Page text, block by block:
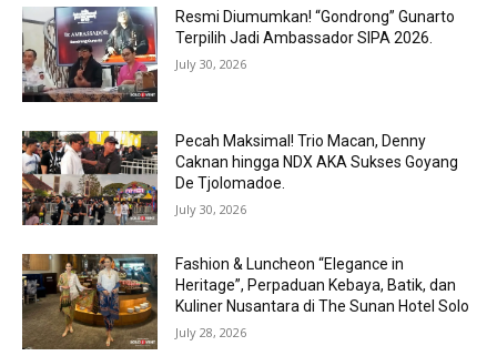
Resmi Diumumkan! “Gondrong” Gunarto
Terpilih Jadi Ambassador SIPA 2026.
July 30, 2026
Pecah Maksimal! Trio Macan, Denny
Caknan hingga NDX AKA Sukses Goyang
De Tjolomadoe.
July 30, 2026
Fashion & Luncheon “Elegance in
Heritage”, Perpaduan Kebaya, Batik, dan
Kuliner Nusantara di The Sunan Hotel Solo
July 28, 2026